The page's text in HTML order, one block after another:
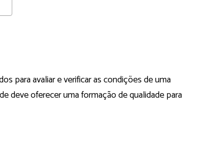
para avaliar e verificar as condições de uma
deve oferecer uma formação de qualidade para